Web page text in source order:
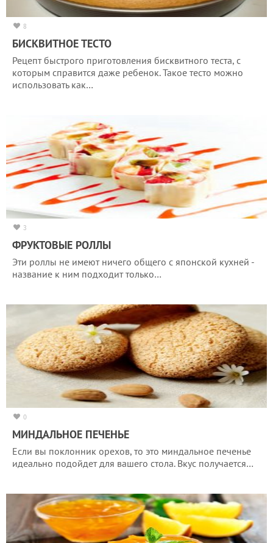
8
БИСКВИТНОЕ ТЕСТО
Рецепт быстрого приготовления бисквитного теста, с
которым справится даже ребенок. Такое тесто можно
использовать как…
3
ФРУКТОВЫЕ РОЛЛЫ
Эти роллы не имеют ничего общего с японской кухней -
название к ним подходит только…
0
МИНДАЛЬНОЕ ПЕЧЕНЬЕ
Если вы поклонник орехов, то это миндальное печенье
идеально подойдет для вашего стола. Вкус получается…